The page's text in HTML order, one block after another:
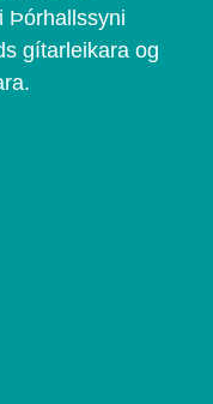
Þórhallssyni
gítarleikara og